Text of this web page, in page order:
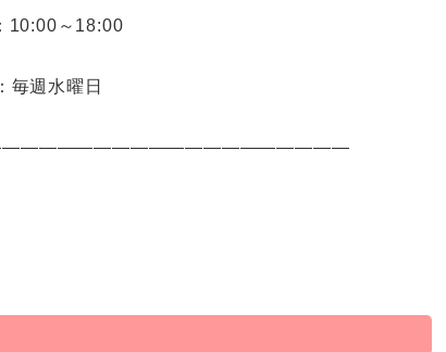
10:00～18:00
毎週水曜日